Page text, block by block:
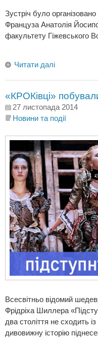
Зустріч було
Француза Анатолія
факультету Гіжевського
Читати далі
«КРОКівці»
27 листопада 2014
Новини та події
Всесвітньо відомий
Фрідріха Шиллера
два століття не сходить
дивовижну історію